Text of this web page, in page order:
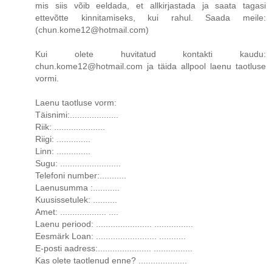
mis siis võib eeldada, et allkirjastada ja saata tagasi
ettevõtte kinnitamiseks, kui rahul. Saada meile:
(chun.kome12@hotmail.com)
Kui olete huvitatud kontakti kaudu:
chun.kome12@hotmail.com ja täida allpool laenu taotluse
vormi.
Laenu taotluse vorm:
Täisnimi:....................
Riik: .....................
Riigi: ..............
Linn: ..............
Sugu: .........................
Telefoni number:...........
Laenusumma :...........
Kuusissetulek: ..........
Amet: ................... ....
Laenu periood: ....................... ................
Eesmärk Loan: ......................... ...........
E-posti aadress:...................... ................
Kas olete taotlenud enne? ....................